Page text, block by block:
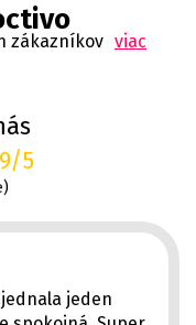
zákazníkov viac
5
jeden